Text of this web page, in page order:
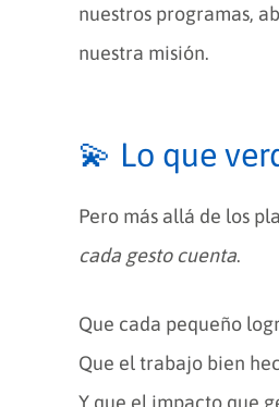
nuestros programas,
nuestra misión.
💫 Lo que
Pero más allá de los
cada gesto cuenta.
Que cada pequeño
Que el trabajo bien
Y que el impacto que